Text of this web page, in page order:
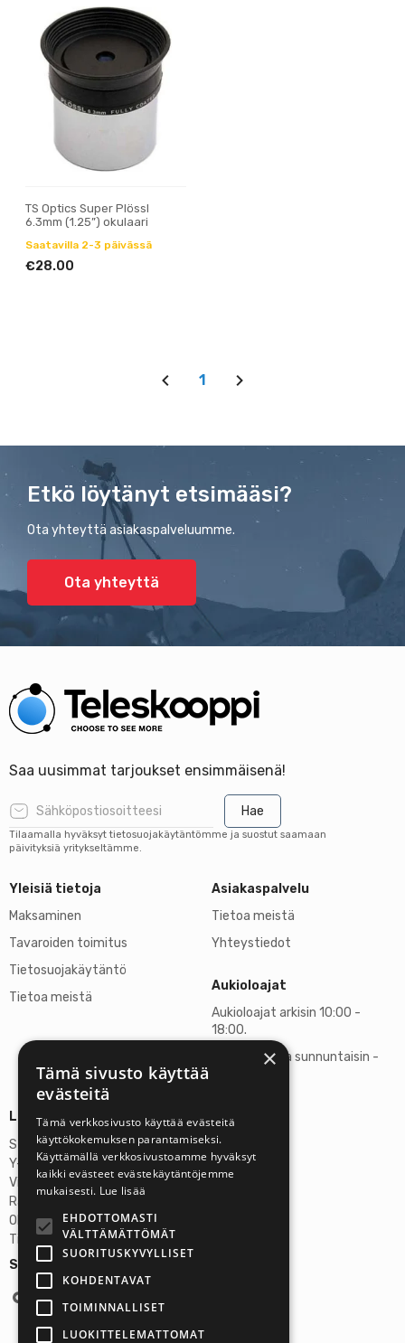
TS Optics Super Plössl
6.3mm (1.25”) okulaari
Saatavilla 2-3 päivässä
€28.00
1
Etkö löytänyt etsimääsi?
Ota yhteyttä asiakaspalveluumme.
Ota yhteyttä
Saa uusimmat tarjoukset ensimmäisenä!
Hae
Tilaamalla hyväksyt tietosuojakäytäntömme ja suostut saamaan
päivityksiä yritykseltämme.
Yleisiä tietoja
Maksaminen
Tavaroiden toimitus
Tietosuojakäytäntö
Tietoa meistä
Asiakaspalvelu
Tietoa meistä
Yhteystiedot
Aukioloajat
Aukioloajat arkisin 10:00 -
18:00.
Lauantaisin ja sunnuntaisin -
Seuraa meitä:
Lisätietoja
Stardust Finland Oy
Y-tunnus: 2972445-9
Virallinen osoite
Rantatie 37 C75, 33250 Tampere
OP Tampere
Tilinumero FI6357300820922629
×
Tämä sivusto käyttää
evästeitä
Tämä verkkosivusto käyttää evästeitä
käyttökokemuksen parantamiseksi.
Käyttämällä verkkosivustoamme hyväksyt
kaikki evästeet evästekäytäntöjemme
mukaisesti. Lue lisää
EHDOTTOMASTI
VÄLTTÄMÄTTÖMÄT
SUORITUSKYVYLLISET
KOHDENTAVAT
TOIMINNALLISET
LUOKITTELEMATTOMAT